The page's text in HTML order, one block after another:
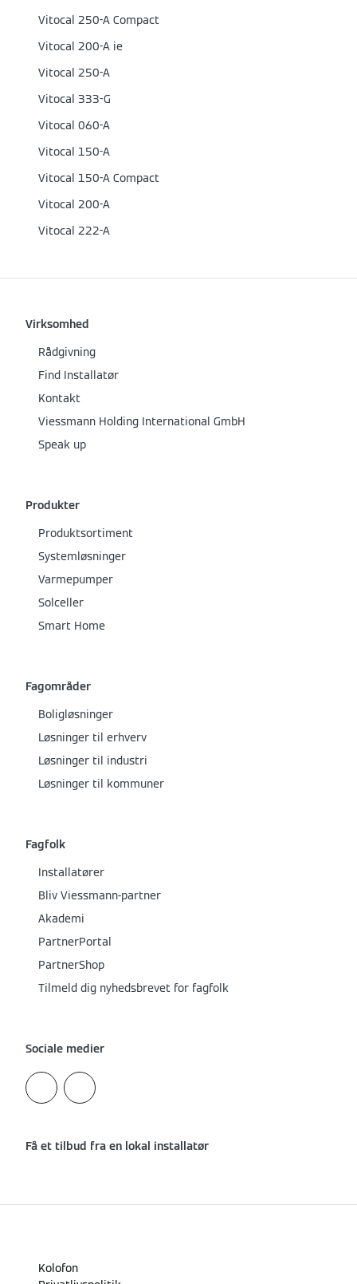
Vitocal 250-A Compact
Vitocal 200-A ie
Vitocal 250-A
Vitocal 333-G
Vitocal 060-A
Vitocal 150-A
Vitocal 150-A Compact
Vitocal 200-A
Vitocal 222-A
Virksomhed
Rådgivning
Find Installatør
Kontakt
Viessmann Holding International GmbH
Speak up
Produkter
Produktsortiment
Systemløsninger
Varmepumper
Solceller
Smart Home
Fagområder
Boligløsninger
Løsninger til erhverv
Løsninger til industri
Løsninger til kommuner
Fagfolk
Installatører
Bliv Viessmann-partner
Akademi
PartnerPortal
PartnerShop
Tilmeld dig nyhedsbrevet for fagfolk
Sociale medier
Få et tilbud fra en lokal installatør
Kolofon